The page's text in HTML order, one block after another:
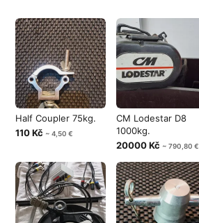
Half Coupler 75kg.
110 Kč ~ 4,50 €
CM Lodestar D8
1000kg.
20000 Kč ~ 790,80 €